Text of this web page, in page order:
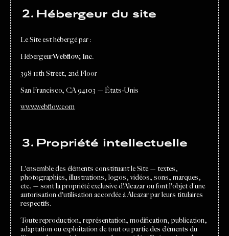
2. Hébergeur du site
Le Site est hébergé par :
HébergeurWebflow, Inc.
398 11th Street, 2nd Floor
San Francisco, CA 94103 — États-Unis
www.webflow.com
3. Propriété intellectuelle
L'ensemble des éléments constituant le Site — textes,
photographies, illustrations, logos, vidéos, sons, marques,
etc. — sont la propriété exclusive d'Alcazar ou font l'objet d'une
autorisation d'utilisation accordée à Alcazar par leurs titulaires
respectifs.
Toute reproduction, représentation, modification, publication,
adaptation ou exploitation de tout ou partie des éléments du